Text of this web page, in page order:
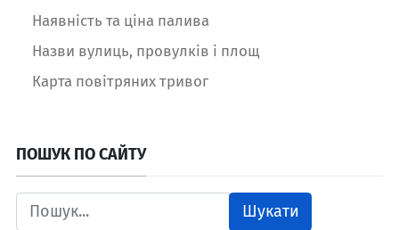
Наявність та ціна палива
Назви вулиць, провулків і площ
Карта повітряних тривог
ПОШУК ПО САЙТУ
Шукати